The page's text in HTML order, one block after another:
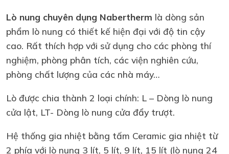
Lò nung chuyên dụng Nabertherm là dòng sản
phẩm lò nung có thiết kế hiện đại với độ tin cậy
cao. Rất thích hợp với sử dụng cho các phòng thí
nghiệm, phòng phân tích, các viện nghiên cứu,
phòng chất lượng của các nhà máy…
Lò được chia thành 2 loại chính: L – Dòng lò nung
cửa lật, LT- Dòng lò nung cửa đẩy trượt.
Hệ thống gia nhiệt bằng tấm Ceramic gia nhiệt từ
2 phía với lò nung 3 lít, 5 lít, 9 lít, 15 lít (lò nung 24